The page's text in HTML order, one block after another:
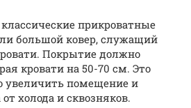
прикроватные
большой ковер, служащий
Покрытие должно
кровати на 50-70 см. Это
увеличить помещение и
холода и сквозняков.